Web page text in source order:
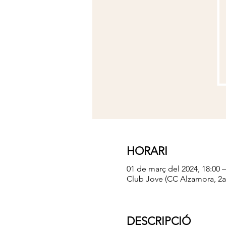
HORARI
01 de març del 2024, 18:00
Club Jove (CC Alzamora,
DESCRIPCIÓ